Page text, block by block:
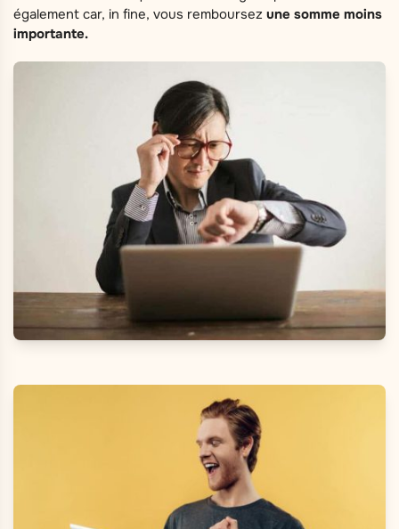
également car, in fine, vous remboursez une somme moins
importante.